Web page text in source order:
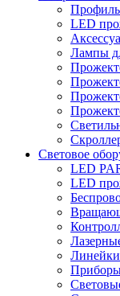
LED
Лампы
Световое
LED
LED